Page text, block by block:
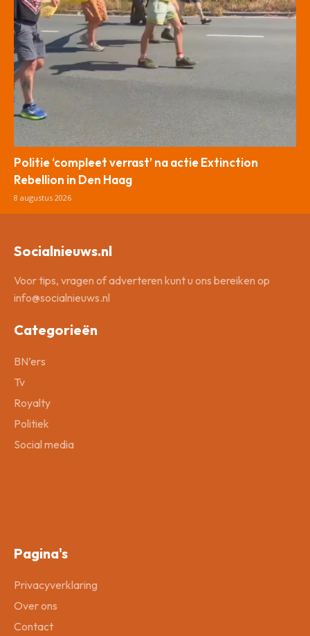
Politie ‘compleet verrast’ na actie Extinction
Rebellion in Den Haag
8 augustus 2026
Socialnieuws.nl
Voor tips, vragen of adverteren kunt u ons bereiken op
info@socialnieuws.nl
Categorieën
BN’ers
Tv
Royalty
Politiek
Social media
Pagina's
Privacyverklaring
Over ons
Contact